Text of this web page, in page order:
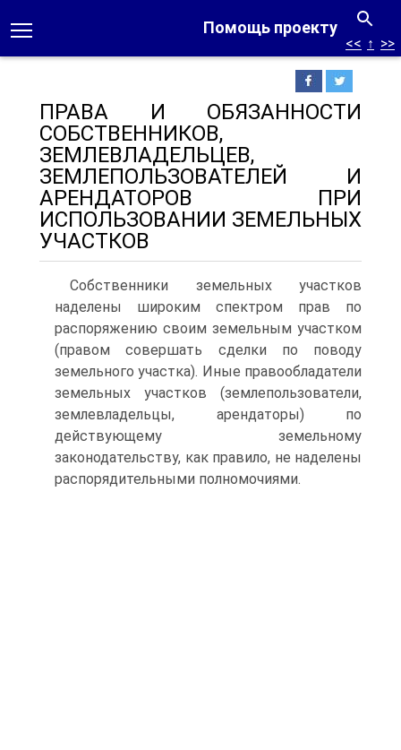
Помощь проекту
<< ↑ >>
ПРАВА И ОБЯЗАННОСТИ
СОБСТВЕННИКОВ,
ЗЕМЛЕВЛАДЕЛЬЦЕВ,
ЗЕМЛЕПОЛЬЗОВАТЕЛЕЙ И
АРЕНДАТОРОВ ПРИ
ИСПОЛЬЗОВАНИИ ЗЕМЕЛЬНЫХ
УЧАСТКОВ
Собственники земельных участков
наделены широким спектром прав по
распоряжению своим земельным участком
(правом совершать сделки по поводу
земельного участка). Иные правообладатели
земельных участков (землепользователи,
землевладельцы, арендаторы) по
действующему земельному
законодательству, как правило, не наделены
распорядительными полномочиями.